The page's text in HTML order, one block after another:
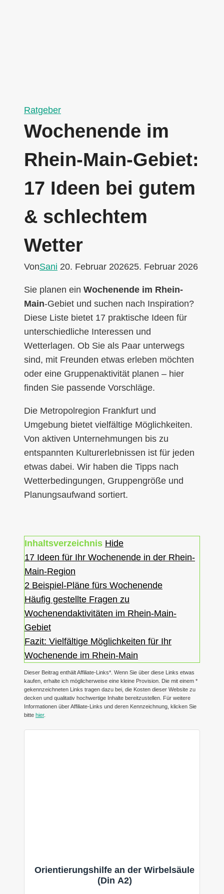
Ratgeber
Wochenende im
Rhein-Main-Gebiet:
17 Ideen bei gutem
& schlechtem
Wetter
VonSani 20. Februar 202625. Februar 2026
Sie planen ein Wochenende im Rhein-
Main-Gebiet und suchen nach Inspiration?
Diese Liste bietet 17 praktische Ideen für
unterschiedliche Interessen und
Wetterlagen. Ob Sie als Paar unterwegs
sind, mit Freunden etwas erleben möchten
oder eine Gruppenaktivität planen – hier
finden Sie passende Vorschläge.
Die Metropolregion Frankfurt und
Umgebung bietet vielfältige Möglichkeiten.
Von aktiven Unternehmungen bis zu
entspannten Kulturerlebnissen ist für jeden
etwas dabei. Wir haben die Tipps nach
Wetterbedingungen, Gruppengröße und
Planungsaufwand sortiert.
Inhaltsverzeichnis Hide
17 Ideen für Ihr Wochenende in der Rhein-
Main-Region
2 Beispiel-Pläne fürs Wochenende
Häufig gestellte Fragen zu
Wochenendaktivitäten im Rhein-Main-
Gebiet
Fazit: Vielfältige Möglichkeiten für Ihr
Wochenende im Rhein-Main
Dieser Beitrag enthält Affiliate-Links*. Wenn Sie über diese Links etwas
kaufen, erhalte ich möglicherweise eine kleine Provision. Die mit einem *
gekennzeichneten Links tragen dazu bei, die Kosten dieser Website zu
decken und qualitativ hochwertige Inhalte bereitzustellen. Für weitere
Informationen über Affiliate-Links und deren Kennzeichnung, klicken Sie
bitte hier.
Orientierungshilfe an der Wirbelsäule
(Din A2)